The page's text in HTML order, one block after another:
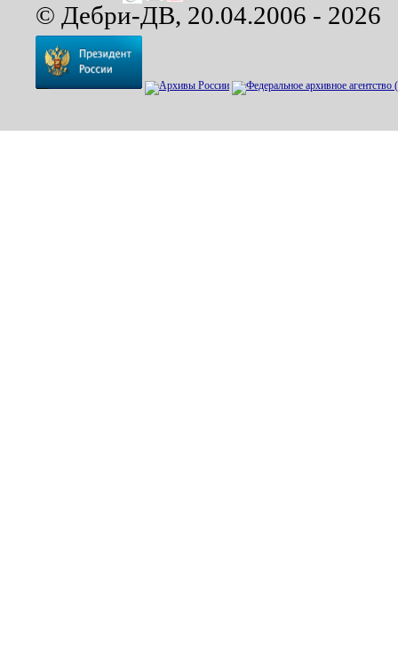
© Дебри-ДВ, 20.04.2006 - 2026